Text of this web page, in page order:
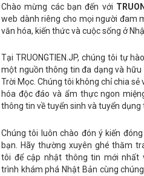
Chào mừng các bạn đến với
web dành riêng cho mọi người đam
văn hóa, kiến thức và cuộc sống ở
Tại TRUONGTIEN.JP, chúng tôi tự
một nguồn thông tin đa dạng và
Trời Mọc. Chúng tôi không chỉ chia sẻ
hóa độc đáo và ẩm thực ngon
thông tin về tuyển sinh và tuyển dụng
Chúng tôi luôn chào đón ý kiến
bạn. Hãy thường xuyên ghé thăm
tôi để cập nhật thông tin mới nhất
trình khám phá Nhật Bản cùng